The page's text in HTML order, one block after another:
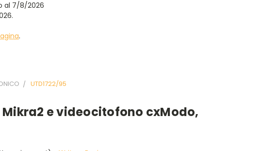
al 7/8/2026
.
UTD1722/95
e videocitofono cxModo,